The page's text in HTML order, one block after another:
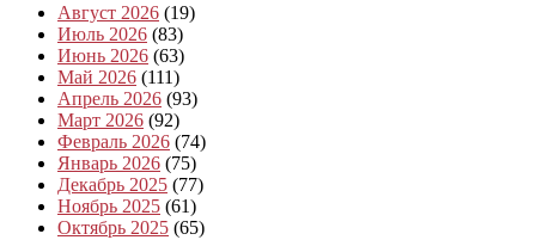
Август 2026 (19)
Июль 2026 (83)
Июнь 2026 (63)
Май 2026 (111)
Апрель 2026 (93)
Март 2026 (92)
Февраль 2026 (74)
Январь 2026 (75)
Декабрь 2025 (77)
Ноябрь 2025 (61)
Октябрь 2025 (65)